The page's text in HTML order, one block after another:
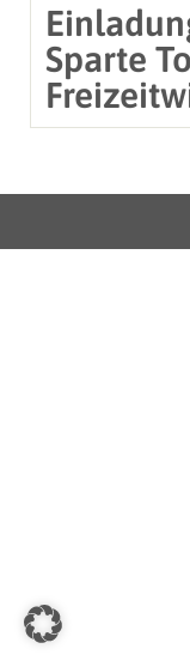
Sparte